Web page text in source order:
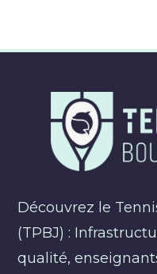
Découvrez le
(TPBJ) :
qualité,